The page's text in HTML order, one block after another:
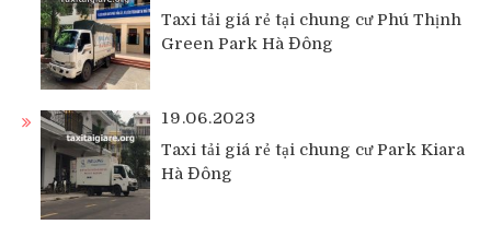
Taxi tải giá rẻ tại chung cư Phú Thịnh
Green Park Hà Đông
19.06.2023
Taxi tải giá rẻ tại chung cư Park Kiara
Hà Đông